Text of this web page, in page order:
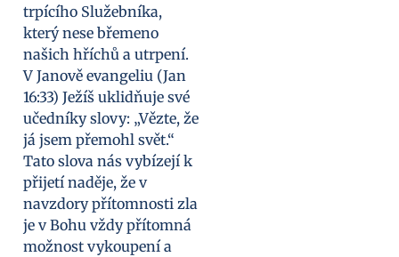
trpícího Služebníka,
který nese břemeno
našich hříchů a utrpení.
V Janově evangeliu (Jan
16:33) Ježíš uklidňuje své
učedníky slovy: „Vězte, že
já jsem přemohl svět.“
Tato slova nás vybízejí k
přijetí naděje, že v
navzdory přítomnosti zla
je v Bohu vždy přítomná
možnost vykoupení a